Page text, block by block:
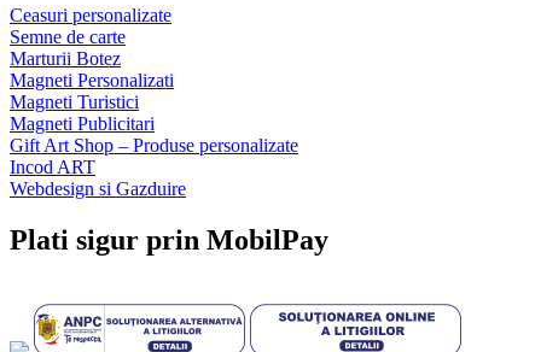
Ceasuri personalizate
Semne de carte
Marturii Botez
Magneti Personalizati
Magneti Turistici
Magneti Publicitari
Gift Art Shop – Produse personalizate
Incod ART
Webdesign si Gazduire
Plati sigur prin MobilPay